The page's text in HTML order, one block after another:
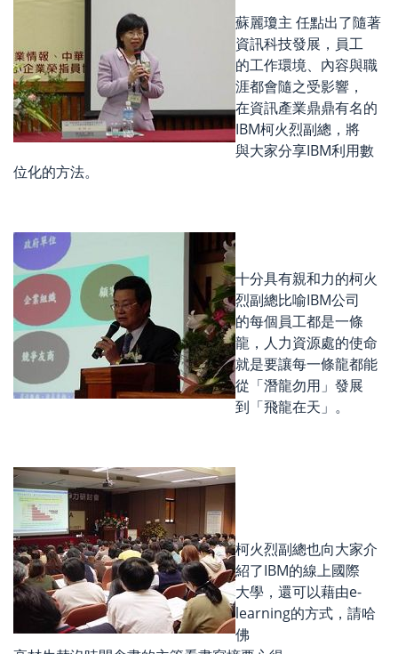
蘇麗瓊主 任點出了隨著
資訊科技發展，員工
的工作環境、內容與職
涯都會隨之受影響，
在資訊產業鼎鼎有名的
IBM柯火烈副總，將
與大家分享IBM利用數
位化的方法。
十分具有親和力的柯火
烈副總比喻IBM公司
的每個員工都是一條
龍，人力資源處的使命
就是要讓每一條龍都能
從「潛龍勿用」發展
到「飛龍在天」。
柯火烈副總也向大家介
紹了IBM的線上國際
大學，還可以藉由e-
learning的方式，請哈
佛